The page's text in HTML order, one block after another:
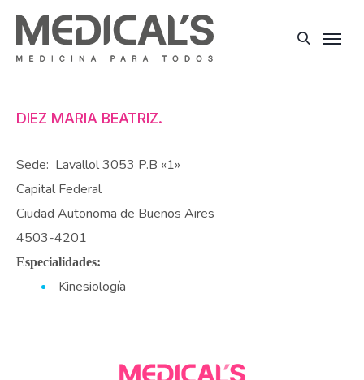
DIEZ MARIA BEATRIZ.
Sede: Lavallol 3053 P.B «1»
Capital Federal
Ciudad Autonoma de Buenos Aires
4503-4201
Especialidades:
Kinesiología